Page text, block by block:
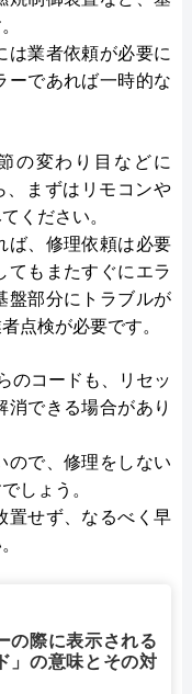
は業者依頼が必要に
ーであれば一時的な
の変わり目などに
、まずはリモコンや
ください。
ば、修理依頼は必要
てもまたすぐにエラ
盤部分にトラブルが
点検が必要です。
のコードも、リセッ
消できる場合があり
ので、修理をしない
しょう。
置せず、なるべく早
の際に表示される
」の意味とその対